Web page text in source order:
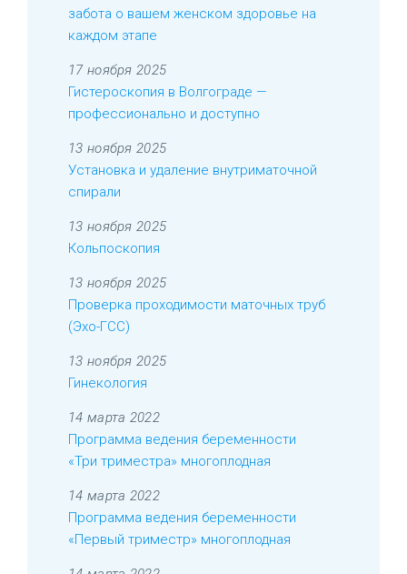
забота о вашем женском здоровье на
каждом этапе
17 ноября 2025
Гистероскопия в Волгограде —
профессионально и доступно
13 ноября 2025
Установка и удаление внутриматочной
спирали
13 ноября 2025
Кольпоскопия
13 ноября 2025
Проверка проходимости маточных труб
(Эхо-ГСС)
13 ноября 2025
Гинекология
14 марта 2022
Программа ведения беременности
«Три триместра» многоплодная
14 марта 2022
Программа ведения беременности
«Первый триместр» многоплодная